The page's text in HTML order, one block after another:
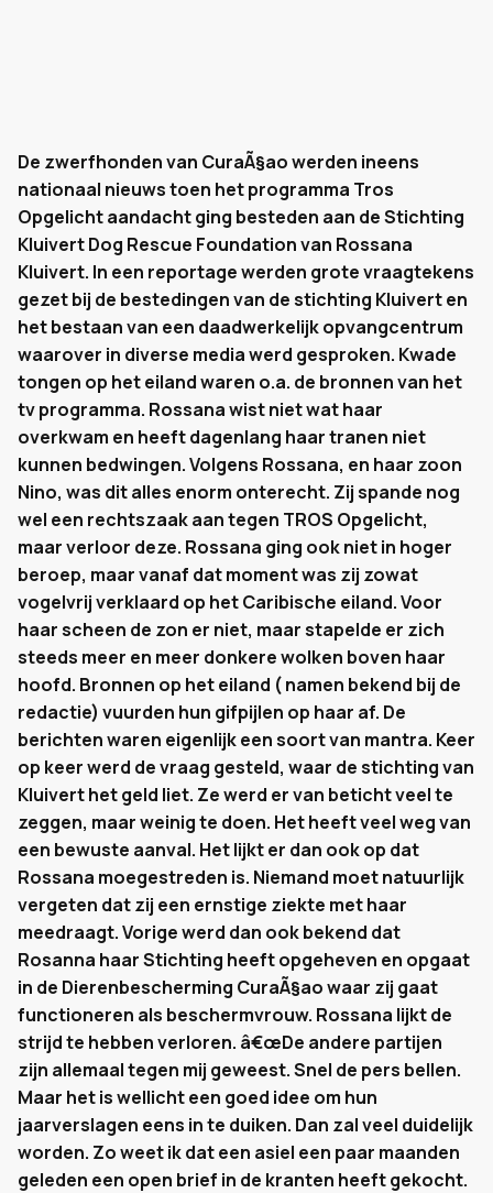
De zwerfhonden van CuraÃ§ao werden ineens
nationaal nieuws toen het programma Tros
Opgelicht aandacht ging besteden aan de Stichting
Kluivert Dog Rescue Foundation van Rossana
Kluivert. In een reportage werden grote vraagtekens
gezet bij de bestedingen van de stichting Kluivert en
het bestaan van een daadwerkelijk opvangcentrum
waarover in diverse media werd gesproken. Kwade
tongen op het eiland waren o.a. de bronnen van het
tv programma. Rossana wist niet wat haar
overkwam en heeft dagenlang haar tranen niet
kunnen bedwingen. Volgens Rossana, en haar zoon
Nino, was dit alles enorm onterecht. Zij spande nog
wel een rechtszaak aan tegen TROS Opgelicht,
maar verloor deze. Rossana ging ook niet in hoger
beroep, maar vanaf dat moment was zij zowat
vogelvrij verklaard op het Caribische eiland. Voor
haar scheen de zon er niet, maar stapelde er zich
steeds meer en meer donkere wolken boven haar
hoofd. Bronnen op het eiland ( namen bekend bij de
redactie) vuurden hun gifpijlen op haar af. De
berichten waren eigenlijk een soort van mantra. Keer
op keer werd de vraag gesteld, waar de stichting van
Kluivert het geld liet. Ze werd er van beticht veel te
zeggen, maar weinig te doen. Het heeft veel weg van
een bewuste aanval. Het lijkt er dan ook op dat
Rossana moegestreden is. Niemand moet natuurlijk
vergeten dat zij een ernstige ziekte met haar
meedraagt. Vorige werd dan ook bekend dat
Rosanna haar Stichting heeft opgeheven en opgaat
in de Dierenbescherming CuraÃ§ao waar zij gaat
functioneren als beschermvrouw. Rossana lijkt de
strijd te hebben verloren. â€œDe andere partijen
zijn allemaal tegen mij geweest. Snel de pers bellen.
Maar het is wellicht een goed idee om hun
jaarverslagen eens in te duiken. Dan zal veel duidelijk
worden. Zo weet ik dat een asiel een paar maanden
geleden een open brief in de kranten heeft gekocht.